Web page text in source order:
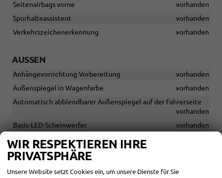
Seitenairbags vorne
vorhanden
Spurhalteassistent
vorhanden
Verkehrszeichenerkennung
vorhanden
AUSSEN
Anhängevorrichtung Vorbereitung
vorhanden
Außenspiegel in Wagenfarbe
vorhanden
Automatisch abblendbarer Außenspiegel auf der Fahrerseite
vorhanden
Basis-LED-Scheinwerfer
vorhanden
Dachreling in Silber-Optik
Designelemente an den Stoßfängern in Silber-Optik
Dunkel getönte Scheiben hinten
vorhanden
WIR RESPEKTIEREN IHRE
PRIVATSPHÄRE
Unsere Website setzt Cookies ein, um unsere Dienste für Sie